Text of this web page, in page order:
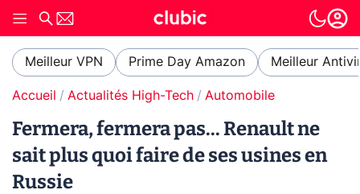
Meilleur VPN Prime Day Amazon Meilleur
Accueil Actualités High-Tech Automobile
Fermera, fermera pas... Renault ne
sait plus quoi faire de ses usines en
Russie